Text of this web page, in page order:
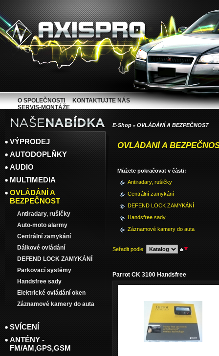
E-Shop » OVLÁDÁNÍ A BEZPEČNOST
OVLÁDÁNÍ A
Můžete pokračovat v části:
Antiradary, rušičky
Centrální zamykání
DEFEND LOCK ZAMYKÁNÍ
Handsfree sady
Záznamové kamery do auta
Seřadit podle:
Parrot CK 3100 Handsfree
VÝPRODEJ
AUTODOPLŇKY
AUDIO
MULTIMEDIA
OVLÁDÁNÍ A
BEZPEČNOST
Antiradary, rušičky
Auto-moto alarmy
Centrální zamykání
Dálkové ovládání
DEFEND LOCK ZAMYKÁNÍ
Parkovací systémy
Handsfree sady
Elektrické ovládání oken
Záznamové kamery do auta
SVÍCENÍ
ANTÉNY -
FM/AM,GPS,GSM
O SPOLEČNOSTI
KONTAKTUJTE NÁS
SERVIS-MONTÁŽE